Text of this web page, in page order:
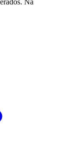
Na